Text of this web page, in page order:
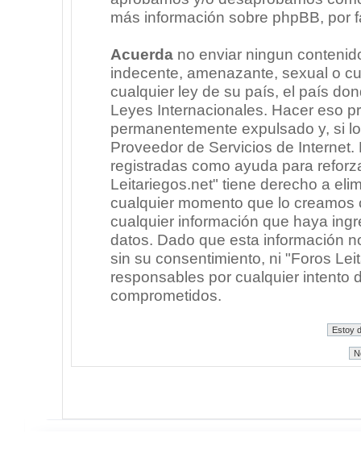
más información sobre phpBB, por
Acuerdano enviar ningun
indecente, amenazante, sexual o
cualquier ley de su país, el país
Leyes Internacionales. Hacer eso
permanentemente expulsado y, si
Proveedor de Servicios de
registradas como ayuda para
Leitariegos.net" tiene derecho a
cualquier momento que lo
cualquier información que haya
datos. Dado que esta información
sin su consentimiento, ni "Foros
responsables por cualquier intento
comprometidos.